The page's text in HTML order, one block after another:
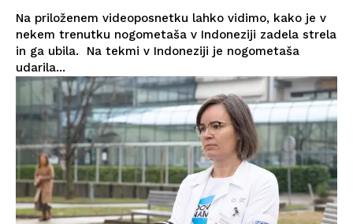
Na priloženem videoposnetku lahko vidimo, kako je v
nekem trenutku nogometaša v Indoneziji zadela strela
in ga ubila. Na tekmi v Indoneziji je nogometaša
udarila...